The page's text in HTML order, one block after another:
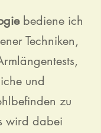
bediene ich
Techniken,
und
zu
wird dabei